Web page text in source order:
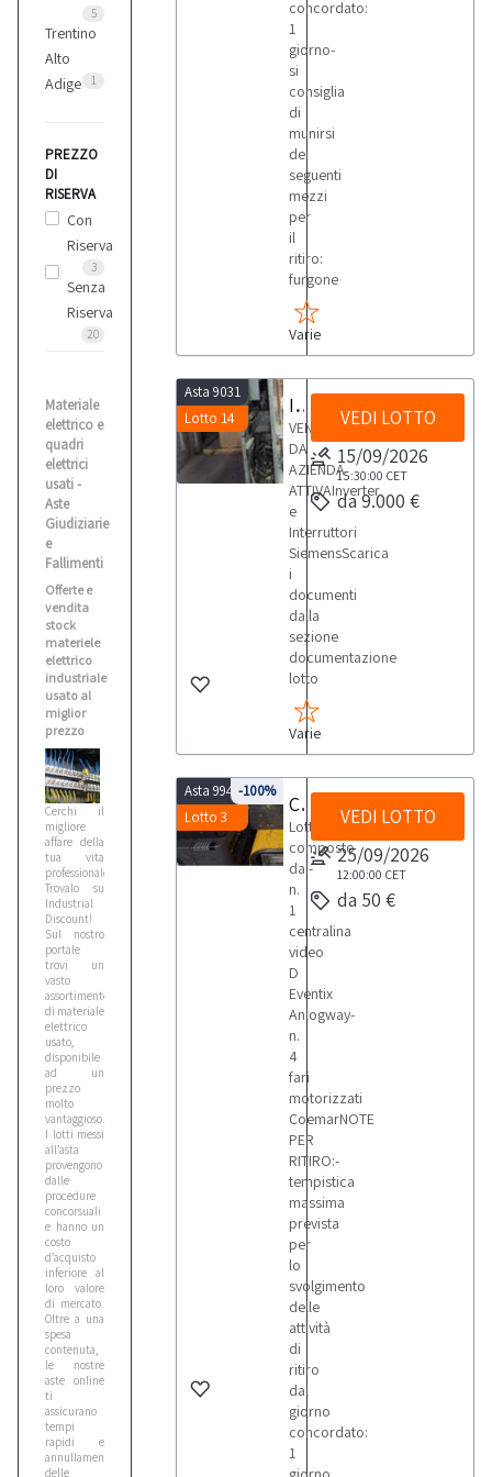
5
Trentino
Alto
Adige
1
PREZZO
DI
RISERVA
Con
Riserva
3
Senza
Riserva
20
Materiale
elettrico e
quadri
elettrici
usati -
Aste
Giudiziarie
e
Fallimenti
Offerte e
vendita
stock
materiele
elettrico
industriale
usato al
miglior
prezzo
Cerchi il
migliore
affare della
tua vita
professionale?
Trovalo su
Industrial
Discount!
Sul nostro
portale
trovi un
vasto
assortimento
di materiale
elettrico
usato,
disponibile
ad un
prezzo
molto
vantaggioso.
I lotti messi
all’asta
provengono
dalle
procedure
concorsuali
e hanno un
costo
d’acquisto
inferiore al
loro valore
di mercato.
Oltre a una
spesa
contenuta,
le nostre
aste online
ti
assicurano
tempi
rapidi e
annullamento
delle
concordato:
1
giorno-
si
consiglia
di
munirsi
dei
seguenti
mezzi
per
il
ritiro:
furgone
Varie
Asta 9031
Lotto 14
Inverter e Interruttori Siemens
VENDITA
DA
AZIENDA
ATTIVAInverter
e
Interruttori
SiemensScarica
i
documenti
dalla
sezione
documentazione
lotto
Varie
VEDI LOTTO
15/09/2026
15:30:00 CET
da 9.000 €
Asta 9947
Lotto 3
-100%
Centralina video e fari motorizzati
Lotto
composto
da:-
n.
1
centralina
video
D
Eventix
Anlogway-
n.
4
fari
motorizzati
CoemarNOTE
PER
RITIRO:-
tempistica
massima
prevista
per
lo
svolgimento
delle
attività
di
ritiro
dal
giorno
concordato:
1
VEDI LOTTO
25/09/2026
12:00:00 CET
da 50 €